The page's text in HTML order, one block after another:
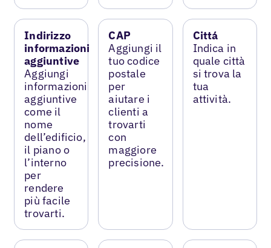
Indirizzo
informazioni
aggiuntive
Aggiungi
informazioni
aggiuntive
come il
nome
dell’edificio,
il piano o
l’interno
per
rendere
più facile
trovarti.
CAP
Aggiungi il
tuo codice
postale
per
aiutare i
clienti a
trovarti
con
maggiore
precisione.
Cittá
Indica in
quale città
si trova la
tua
attività.